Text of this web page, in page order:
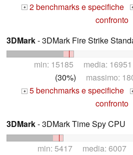
+ 2 benchmarks e specifiche
confronto
3DMark- 3DMark Fire Strike
min: 15185 media:
(30%) massimo:
+ 5 benchmarks e specifiche
confronto
3DMark- 3DMark Time Spy CPU
min: 5417 media: 6007